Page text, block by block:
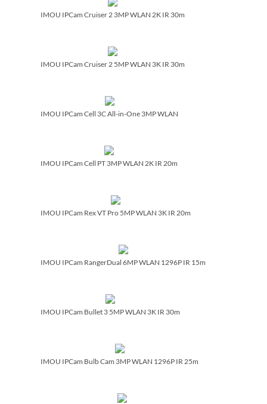
IMOU IPCam Cruiser 2 3MP WLAN 2K IR 30m
IMOU IPCam Cruiser 2 5MP WLAN 3K IR 30m
IMOU IPCam Cell 3C All-in-One 3MP WLAN
IMOU IPCam Cell PT 3MP WLAN 2K IR 20m
IMOU IPCam Rex VT Pro 5MP WLAN 3K IR 20m
IMOU IPCam RangerDual 6MP WLAN 1296P IR 15m
IMOU IPCam Bullet 3 5MP WLAN 3K IR 30m
IMOU IPCam Bulb Cam 3MP WLAN 1296P IR 25m